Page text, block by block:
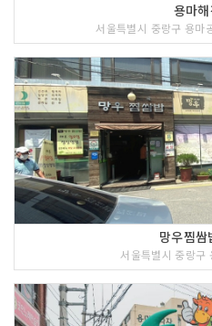
용마
서울특별시 중랑구 용마
망우찜쌈
서울특별시 중랑구